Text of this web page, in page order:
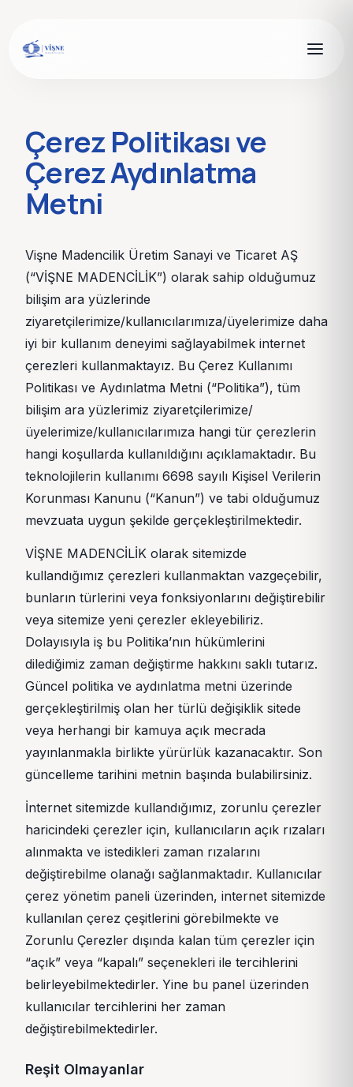
Çerez Politikası ve
Çerez Aydınlatma
Metni
Vişne Madencilik Üretim Sanayi ve Ticaret AŞ
(“VİŞNE MADENCİLİK”) olarak sahip olduğumuz
bilişim ara yüzlerinde
ziyaretçilerimize/kullanıcılarımıza/üyelerimize daha
iyi bir kullanım deneyimi sağlayabilmek internet
çerezleri kullanmaktayız. Bu Çerez Kullanımı
Politikası ve Aydınlatma Metni (“Politika”), tüm
bilişim ara yüzlerimiz ziyaretçilerimize/
üyelerimize/kullanıcılarımıza hangi tür çerezlerin
hangi koşullarda kullanıldığını açıklamaktadır. Bu
teknolojilerin kullanımı 6698 sayılı Kişisel Verilerin
Korunması Kanunu (“Kanun”) ve tabi olduğumuz
mevzuata uygun şekilde gerçekleştirilmektedir.
VİŞNE MADENCİLİK olarak sitemizde
kullandığımız çerezleri kullanmaktan vazgeçebilir,
bunların türlerini veya fonksiyonlarını değiştirebilir
veya sitemize yeni çerezler ekleyebiliriz.
Dolayısıyla iş bu Politika’nın hükümlerini
dilediğimiz zaman değiştirme hakkını saklı tutarız.
Güncel politika ve aydınlatma metni üzerinde
gerçekleştirilmiş olan her türlü değişiklik sitede
veya herhangi bir kamuya açık mecrada
yayınlanmakla birlikte yürürlük kazanacaktır. Son
güncelleme tarihini metnin başında bulabilirsiniz.
İnternet sitemizde kullandığımız, zorunlu çerezler
haricindeki çerezler için, kullanıcıların açık rızaları
alınmakta ve istedikleri zaman rızalarını
değiştirebilme olanağı sağlanmaktadır. Kullanıcılar
çerez yönetim paneli üzerinden, internet sitemizde
kullanılan çerez çeşitlerini görebilmekte ve
Zorunlu Çerezler dışında kalan tüm çerezler için
“açık” veya “kapalı” seçenekleri ile tercihlerini
belirleyebilmektedirler. Yine bu panel üzerinden
kullanıcılar tercihlerini her zaman
değiştirebilmektedirler.
Reşit Olmayanlar